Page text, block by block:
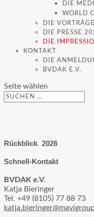
DIE
WORLD
DIE
DIE PRESSE
DIE
KONTAKT
DIE
BVDAK E.V.
Seite wählen
Rückblick 2026
Schnell-Kontakt
BVDAK e.V.
Katja Bieringer
Tel. +49 (8105) 77 88 73